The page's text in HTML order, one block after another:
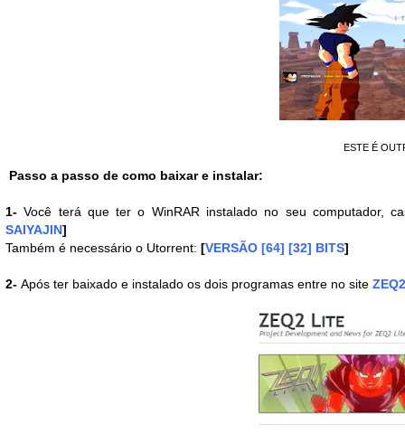
ESTE É
Passo a passo de como baixar e instalar:
1-Você terá que ter o WinRAR instalado no seu computador,
SAIYAJIN]
Também é necessário o Utorrent: [VERSÃO [64] [32] BITS]
2- Após ter baixado e instalado os dois programas entre no site